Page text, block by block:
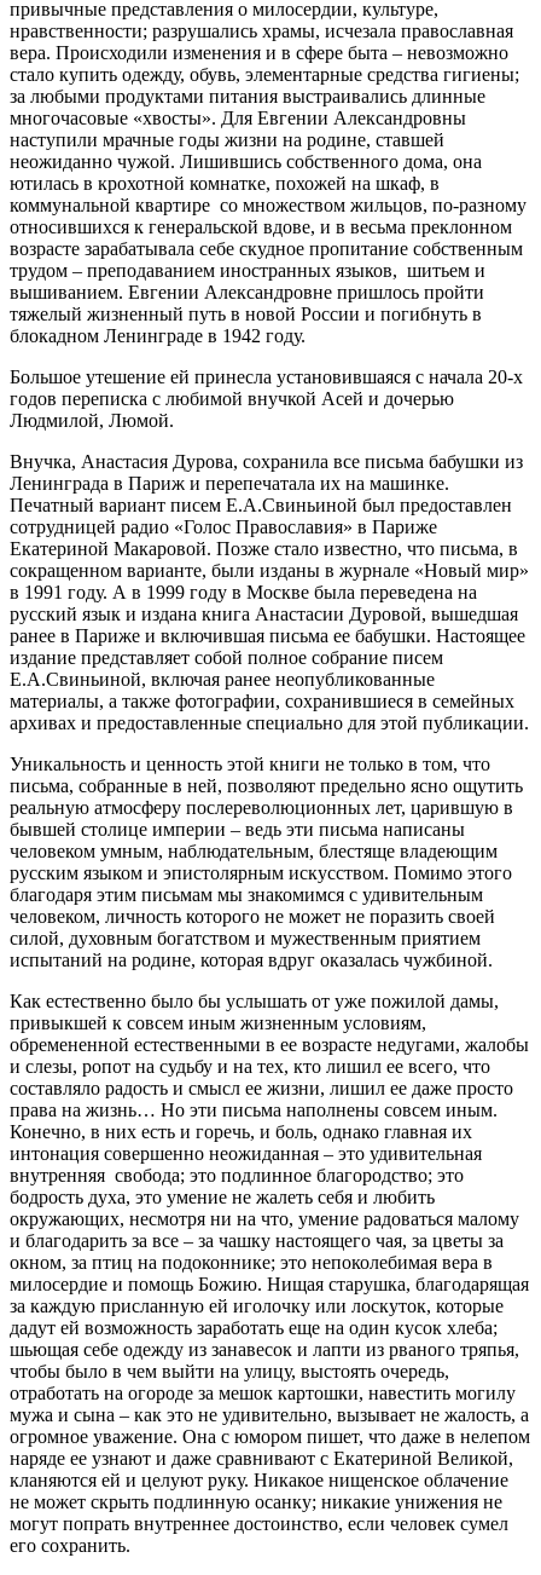
привычные представления о милосердии, культуре,
нравственности; разрушались храмы, исчезала православная
вера. Происходили изменения и в сфере быта – невозможно
стало купить одежду, обувь, элементарные средства гигиены;
за любыми продуктами питания выстраивались длинные
многочасовые «хвосты». Для Евгении Александровны
наступили мрачные годы жизни на родине, ставшей
неожиданно чужой. Лишившись собственного дома, она
ютилась в крохотной комнатке, похожей на шкаф, в
коммунальной квартире со множеством жильцов, по-разному
относившихся к генеральской вдове, и в весьма преклонном
возрасте зарабатывала себе скудное пропитание собственным
трудом – преподаванием иностранных языков, шитьем и
вышиванием. Евгении Александровне пришлось пройти
тяжелый жизненный путь в новой России и погибнуть в
блокадном Ленинграде в 1942 году.
Большое утешение ей принесла установившаяся с начала 20-х
годов переписка с любимой внучкой Асей и дочерью
Людмилой, Люмой.
Внучка, Анастасия Дурова, сохранила все письма бабушки из
Ленинграда в Париж и перепечатала их на машинке.
Печатный вариант писем Е.А.Свиньиной был предоставлен
сотрудницей радио «Голос Православия» в Париже
Екатериной Макаровой. Позже стало известно, что письма, в
сокращенном варианте, были изданы в журнале «Новый мир»
в 1991 году. А в 1999 году в Москве была переведена на
русский язык и издана книга Анастасии Дуровой, вышедшая
ранее в Париже и включившая письма ее бабушки. Настоящее
издание представляет собой полное собрание писем
Е.А.Свиньиной, включая ранее неопубликованные
материалы, а также фотографии, сохранившиеся в семейных
архивах и предоставленные специально для этой публикации.
Уникальность и ценность этой книги не только в том, что
письма, собранные в ней, позволяют предельно ясно ощутить
реальную атмосферу послереволюционных лет, царившую в
бывшей столице империи – ведь эти письма написаны
человеком умным, наблюдательным, блестяще владеющим
русским языком и эпистолярным искусством. Помимо этого
благодаря этим письмам мы знакомимся с удивительным
человеком, личность которого не может не поразить своей
силой, духовным богатством и мужественным приятием
испытаний на родине, которая вдруг оказалась чужбиной.
Как естественно было бы услышать от уже пожилой дамы,
привыкшей к совсем иным жизненным условиям,
обремененной естественными в ее возрасте недугами, жалобы
и слезы, ропот на судьбу и на тех, кто лишил ее всего, что
составляло радость и смысл ее жизни, лишил ее даже просто
права на жизнь… Но эти письма наполнены совсем иным.
Конечно, в них есть и горечь, и боль, однако главная их
интонация совершенно неожиданная – это удивительная
внутренняя свобода; это подлинное благородство; это
бодрость духа, это умение не жалеть себя и любить
окружающих, несмотря ни на что, умение радоваться малому
и благодарить за все – за чашку настоящего чая, за цветы за
окном, за птиц на подоконнике; это непоколебимая вера в
милосердие и помощь Божию. Нищая старушка, благодарящая
за каждую присланную ей иголочку или лоскуток, которые
дадут ей возможность заработать еще на один кусок хлеба;
шьющая себе одежду из занавесок и лапти из рваного тряпья,
чтобы было в чем выйти на улицу, выстоять очередь,
отработать на огороде за мешок картошки, навестить могилу
мужа и сына – как это не удивительно, вызывает не жалость, а
огромное уважение. Она с юмором пишет, что даже в нелепом
наряде ее узнают и даже сравнивают с Екатериной Великой,
кланяются ей и целуют руку. Никакое нищенское облачение
не может скрыть подлинную осанку; никакие унижения не
могут попрать внутреннее достоинство, если человек сумел
его сохранить.